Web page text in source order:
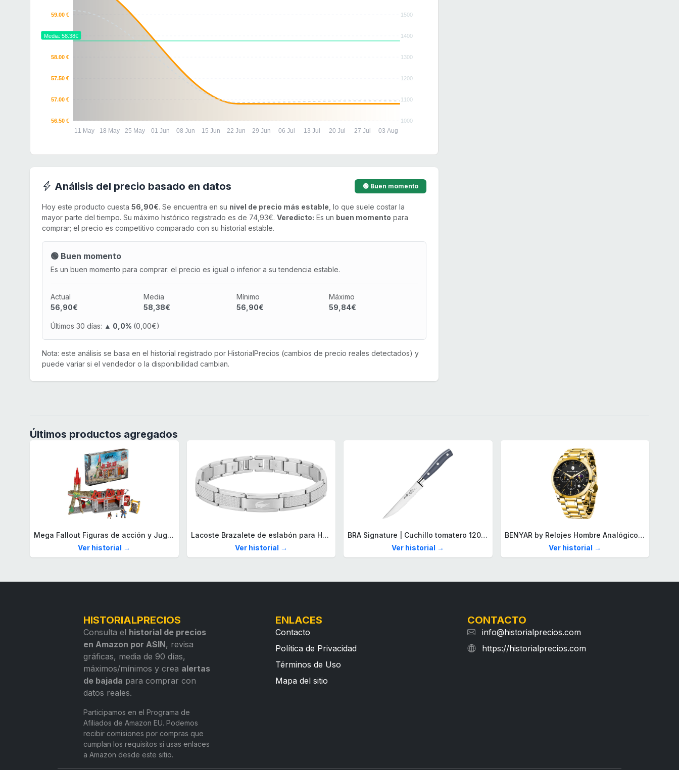
1500
1400
1300
1200
1100
1000
59.00 €
58.50 €
58.00 €
57.50 €
57.00 €
56.50 €
11 May 18 May 25 May 01 Jun 08 Jun 15 Jun 22 Jun 29 Jun 06 Jul 13 Jul 20 Jul 27 Jul 03 Aug
Media: 58.38€
Análisis del precio basado en datos 🟢 Buen momento
Hoy este producto cuesta 56,90€. Se encuentra en su nivel de precio más estable , lo que suele costar la
mayor parte del tiempo. Su máximo histórico registrado es de 74,93€. Veredicto: Es un buen momento para
comprar; el precio es competitivo comparado con su historial estable.
🟢 Buen momento
Es un buen momento para comprar: el precio es igual o inferior a su tendencia estable.
Actual
56,90€
Media
58,38€
Mínimo
56,90€
Máximo
59,84€
Últimos 30 días: ▲ 0,0% (0,00€)
Nota: este análisis se basa en el historial registrado por HistorialPrecios (cambios de precio reales detectados) y
puede variar si el vendedor o la disponibilidad cambian.
Últimos productos agregados
Mega Fallout Figuras de acción y Juguetes de construcción, Parada de Camiones Red Rocket con 824 Piezas, 2 Personajes articulados y Accesorios, para coleccionistas, HXT00
Ver historial →
Lacoste Brazalete de eslabón para Hombre Colección STENCIL de Acero inoxidable
Ver historial →
BRA Signature | Cuchillo tomatero 120 mm, Acero Inoxidable alemán forjado con Molibdeno Vanadio, Mango Remachado ABS, Diseño Ergonómico, Hoja 1,6 mm espesor
Ver historial →
BENYAR by Relojes Hombre Analógico Cuarzo Cronografo Impermeable Luminoso Fecha Moda Casual Reloj de Pulsera Elegante Regalo para Hombre
Ver historial →
HISTORIALPRECIOS
Consulta el historial de precios
en Amazon por ASIN, revisa
gráficas, media de 90 días,
máximos/mínimos y crea alertas
de bajada para comprar con
datos reales.
Participamos en el Programa de
Afiliados de Amazon EU. Podemos
recibir comisiones por compras que
cumplan los requisitos si usas enlaces
a Amazon desde este sitio.
ENLACES
Contacto
Política de Privacidad
Términos de Uso
Mapa del sitio
CONTACTO
info@historialprecios.com
https://historialprecios.com